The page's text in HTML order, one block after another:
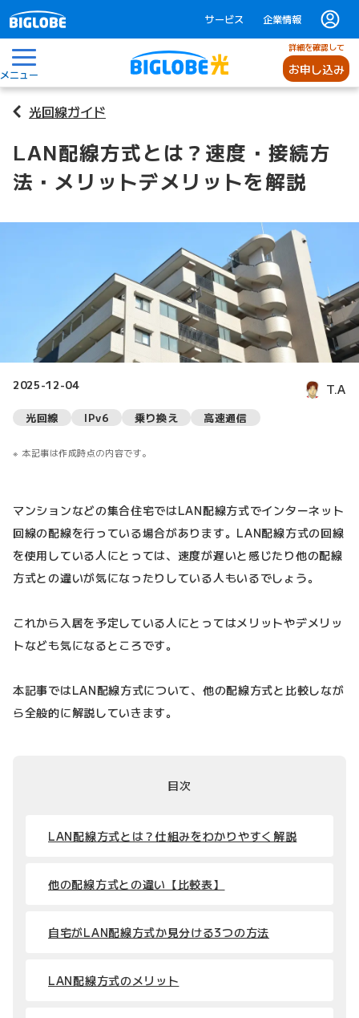
サービス 企業情報
メニュー
詳細を確認して
お申し込み
光回線ガイド
LAN配線方式とは？速度・接続方
法・メリットデメリットを解説
2025-12-04 T.A
光回線 IPv6 乗り換え 高速通信
本記事は作成時点の内容です。
マンションなどの集合住宅ではLAN配線方式でインターネット
回線の配線を行っている場合があります。LAN配線方式の回線
を使用している人にとっては、速度が遅いと感じたり他の配線
方式との違いが気になったりしている人もいるでしょう。
これから入居を予定している人にとってはメリットやデメリッ
トなども気になるところです。
本記事ではLAN配線方式について、他の配線方式と比較しなが
ら全般的に解説していきます。
目次
LAN配線方式とは？仕組みをわかりやすく解説
他の配線方式との違い【比較表】
自宅がLAN配線方式か見分ける3つの方法
LAN配線方式のメリット